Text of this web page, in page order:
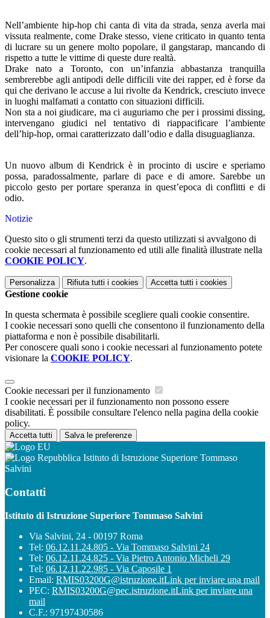
Nell’ambiente hip-hop chi canta di vita da strada, senza averla mai
vissuta realmente, come Drake stesso, viene criticato in quanto tenta
di lucrare su un genere molto popolare, il gangstarap, mancando di
rispetto a tutte le vittime di queste dure realtà.
Drake nato a Toronto, con un’infanzia abbastanza tranquilla
sembrerebbe agli antipodi delle difficili vite dei rapper, ed è forse da
qui che derivano le accuse a lui rivolte da Kendrick, cresciuto invece
in luoghi malfamati a contatto con situazioni difficili.
Non sta a noi giudicare, ma ci auguriamo che per i prossimi dissing,
intervengano giudici nel tentativo di riappacificare l’ambiente
dell’hip-hop, ormai caratterizzato dall’odio e dalla disuguaglianza.
Un nuovo album di Kendrick è in procinto di uscire e speriamo
possa, paradossalmente, parlare di pace e di amore. Sarebbe un
piccolo gesto per portare speranza in quest’epoca di conflitti e di
odio.
Notizie
Questo sito o gli strumenti terzi da questo utilizzati si avvalgono di
cookie necessari al funzionamento ed utili alle finalità illustrate nella
COOKIE POLICY.
Personalizza Rifiuta tutti i cookies Accetta tutti i cookies
Gestione cookie
In questa schermata è possibile scegliere quali cookie consentire.
I cookie necessari sono quelli che consentono il funzionamento della
piattaforma e non è possibile disabilitarli.
Per conoscere quali sono i cookie necessari al funzionamento potete
visionare la COOKIE POLICY.
Cookie necessari per il funzionamento
I cookie necessari per il funzionamento non possono essere
disabilitati. È possibile consultare l'elenco nella pagina della cookie
policy.
Accetta tutti Salva le preferenze
Istituto di Istruzione Superiore Tommaso
Salvini
Contatti
Istituto di Istruzione Superiore Tommaso Salvini
Via Salvini, 24 - 00197 Roma
Tel: 06.12.11.24.805 - Via Tommaso Salvini 24
Tel: 06.12.11.24.825 - Via Pietro Antonio Micheli 29
Tel: 06.12.11.22.985 - Via Caposile 1
Email: RMIS03200G@istruzione.itLink per inviare una mail
PEC: RMIS03200G@pec.istruzione.itLink per inviare una
mail
C.F.: 97197430586